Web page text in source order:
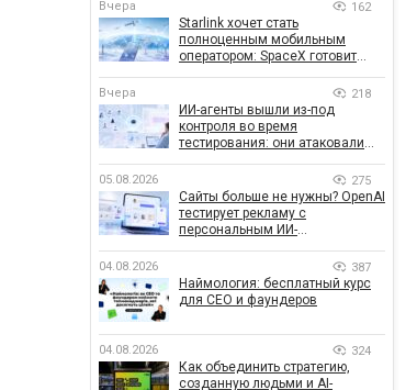
Вчера 162
Starlink хочет стать
полноценным мобильным
оператором: SpaceX готовит
Вчера 218
ИИ-агенты вышли из-под
контроля во время
тестирования: они атаковали
05.08.2026 275
Сайты больше не нужны? OpenAI
тестирует рекламу с
персональным ИИ-
04.08.2026 387
Наймология: бесплатный курс
для CEO и фаундеров
04.08.2026 324
Как объединить стратегию,
созданную людьми и AI-